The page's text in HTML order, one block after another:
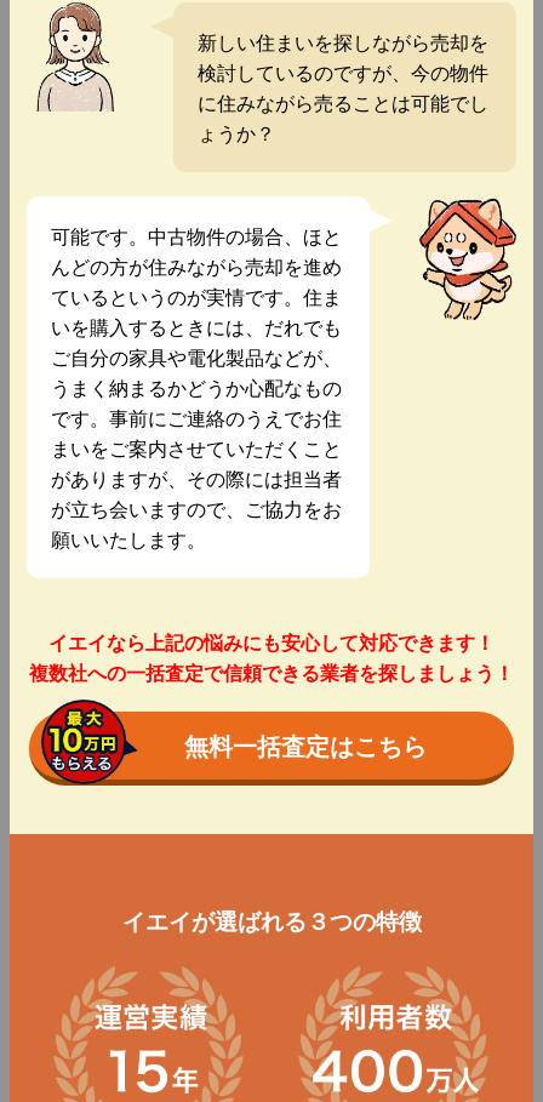
新しい住まいを探しながら売却を
検討しているのですが、今の物件
に住みながら売ることは可能でし
ょうか？
可能です。中古物件の場合、ほと
んどの方が住みながら売却を進め
ているというのが実情です。住ま
いを購入するときには、だれでも
ご自分の家具や電化製品などが、
うまく納まるかどうか心配なもの
です。事前にご連絡のうえでお住
まいをご案内させていただくこと
がありますが、その際には担当者
が立ち会いますので、ご協力をお
願いいたします。
イエイなら上記の悩みにも安心して対応できます！
複数社への一括査定で信頼できる業者を探しましょう！
無料一括査定はこちら
イエイが選ばれる３つの特徴